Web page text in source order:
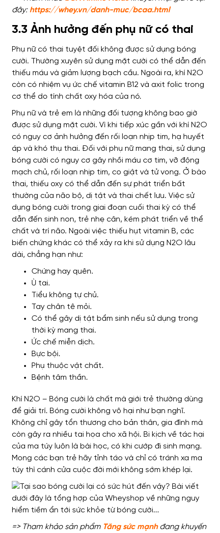
đây: https://whey.vn/danh-muc/bcaa.html
3.3 Ảnh hưởng đến phụ nữ có thai
Phụ nữ có thai tuyệt đối không được sử dụng bóng
cười. Thường xuyên sử dụng mặt cười có thể dẫn đến
thiếu máu và giảm lượng bạch cầu. Ngoài ra, khí N2O
còn có nhiệm vụ ức chế vitamin B12 và axit folic trong
cơ thể do tính chất oxy hóa của nó.
Phụ nữ và trẻ em là những đối tượng không bao giờ
được sử dụng mặt cười. Vì khi tiếp xúc gần với khí N2O
có nguy cơ ảnh hưởng đến rối loạn nhịp tim, hạ huyết
áp và khó thụ thai. Đối với phụ nữ mang thai, sử dụng
bóng cười có nguy cơ gây nhồi máu cơ tim, vỡ động
mạch chủ, rối loạn nhịp tim, co giật và tử vong. Ở bào
thai, thiếu oxy có thể dẫn đến sự phát triển bất
thường của não bộ, dị tật và thai chết lưu. Việc sử
dụng bóng cười trong giai đoạn cuối thai kỳ có thể
dẫn đến sinh non, trẻ nhẹ cân, kém phát triển về thể
chất và trí não. Ngoài việc thiếu hụt vitamin B, các
biến chứng khác có thể xảy ra khi sử dụng N2O lâu
dài, chẳng hạn như:
Chứng hay quên.
Ù tai.
Tiểu không tự chủ.
Tay chân tê mỏi.
Có thể gây dị tật bẩm sinh nếu sử dụng trong
thời kỳ mang thai.
Ức chế miễn dịch.
Bực bội.
Phụ thuộc vật chất.
Bệnh tâm thần.
Khí N2O – Bóng cười là chất mà giới trẻ thường dùng
để giải trí. Bóng cười không vô hại như bạn nghĩ.
Không chỉ gây tổn thương cho bản thân, gia đình mà
còn gây ra nhiều tai họa cho xã hội. Bi kịch về tác hại
của ma túy luôn là bài học, có khi cướp đi sinh mạng.
Mong các bạn trẻ hãy tỉnh táo và chỉ có tránh xa ma
túy thì cánh cửa cuộc đời mới không sớm khép lại.
=> Tham khảo sản phẩm Tăng sức mạnh đang khuyến